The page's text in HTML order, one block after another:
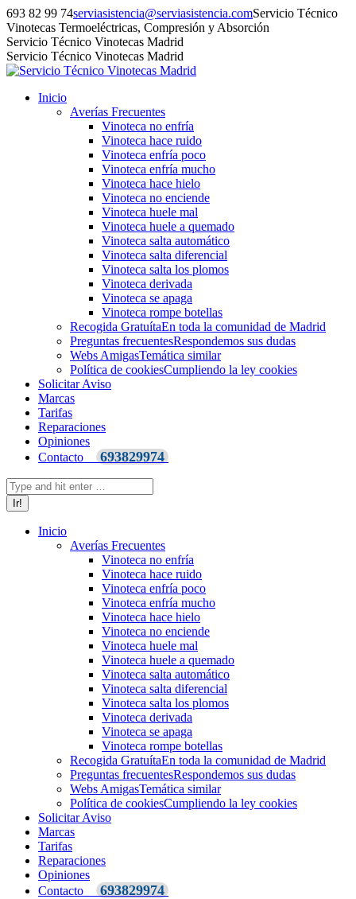
Saltar
al
contenido
693 82 99 74serviasistencia@serviasistencia.comServicio Técnico
Vinotecas Termoeléctricas, Compresión y Absorción
Facebook
page
opens
new
Mail
page
opens
new
Sitio
web
page
Whatsapp
page
opens
new
Servicio Técnico Vinotecas Madrid
Servicio Técnico Vinotecas Madrid
Inicio
Averías Frecuentes
Vinoteca no enfría
Vinoteca hace ruido
Vinoteca enfría poco
Vinoteca enfría mucho
Vinoteca hace hielo
Vinoteca no enciende
Vinoteca huele mal
Vinoteca huele a quemado
Vinoteca salta automático
Vinoteca salta diferencial
Vinoteca salta los plomos
Vinoteca derivada
Vinoteca se apaga
Vinoteca rompe botellas
Recogida GratuítaEn toda la comunidad de Madrid
Preguntas frecuentesRespondemos sus dudas
Webs AmigasTemática similar
Política de cookiesCumpliendo la ley cookies
Solicitar Aviso
Marcas
Tarifas
Reparaciones
Opiniones
Contacto 693829974
Buscar:
Inicio
Averías Frecuentes
Vinoteca no enfría
Vinoteca hace ruido
Vinoteca enfría poco
Vinoteca enfría mucho
Vinoteca hace hielo
Vinoteca no enciende
Vinoteca huele mal
Vinoteca huele a quemado
Vinoteca salta automático
Vinoteca salta diferencial
Vinoteca salta los plomos
Vinoteca derivada
Vinoteca se apaga
Vinoteca rompe botellas
Recogida GratuítaEn toda la comunidad de Madrid
Preguntas frecuentesRespondemos sus dudas
Webs AmigasTemática similar
Política de cookiesCumpliendo la ley cookies
Solicitar Aviso
Marcas
Tarifas
Reparaciones
Opiniones
Contacto 693829974